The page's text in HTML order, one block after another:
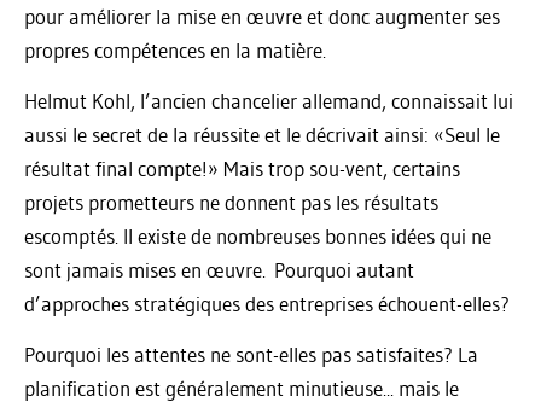
pour améliorer la mise en œuvre et donc augmenter ses
propres compétences en la matière.
Helmut Kohl, l’ancien chancelier allemand, connaissait lui
aussi le secret de la réussite et le décrivait ainsi: «Seul le
résultat final compte!» Mais trop sou-vent, certains
projets prometteurs ne donnent pas les résultats
escomptés. Il existe de nombreuses bonnes idées qui ne
sont jamais mises en œuvre. Pourquoi autant
d’approches stratégiques des entreprises échouent-elles?
Pourquoi les attentes ne sont-elles pas satisfaites? La
planification est généralement minutieuse... mais le